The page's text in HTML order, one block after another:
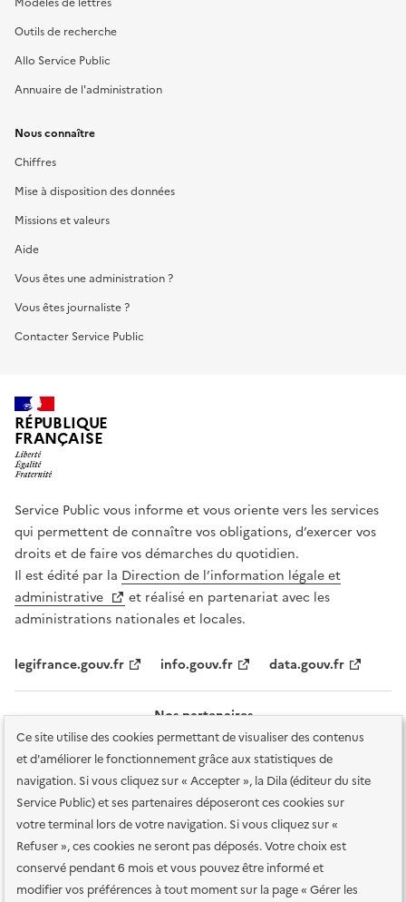
Ce site utilise des cookies permettant de visualiser des contenus
et d'améliorer le fonctionnement grâce aux statistiques de
navigation. Si vous cliquez sur « Accepter », la Dila (éditeur du site
Service Public) et ses partenaires déposeront ces cookies sur
votre terminal lors de votre navigation. Si vous cliquez sur «
Refuser », ces cookies ne seront pas déposés. Votre choix est
conservé pendant 6 mois et vous pouvez être informé et
modifier vos préférences à tout moment sur la page « Gérer les
Outils de recherche
Allo Service Public
Annuaire de l'administration
Nous connaître
Chiffres
Mise à disposition des données
Missions et valeurs
Aide
Vous êtes une administration ?
Vous êtes journaliste ?
Contacter Service Public
RÉPUBLIQUE
FRANÇAISE
Service Public vous informe et vous oriente vers les services
qui permettent de connaître vos obligations, d’exercer vos
droits et de faire vos démarches du quotidien.
Il est édité par la Direction de l’information légale et
administrative
et réalisé en partenariat avec les
administrations nationales et locales.
legifrance.gouv.fr info.gouv.fr data.gouv.fr
Nos partenaires
Plan du site Accessibilité : totalement conforme
Accessibilité des
services en ligne Mentions légales Données personnelles et sécurité
Conditions générales d'utilisation Gestion des cookies